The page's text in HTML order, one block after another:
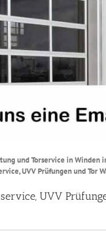
und Torservice in
UVV Prüfungen und Tor
UVV